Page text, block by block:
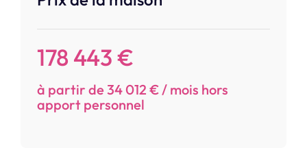
178 443 €
à partir de 34 012 € / mois hors
apport personnel